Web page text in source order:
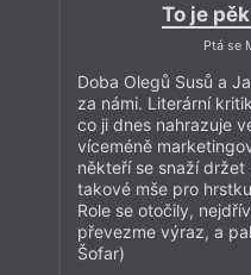
To je
Ptá se
Doba Olegů Susů a
za námi. Literární
co ji dnes nahrazuje
víceméně
někteří se snaží držet
takové mše pro
Role se otočily,
převezme výraz, a
Šofar)